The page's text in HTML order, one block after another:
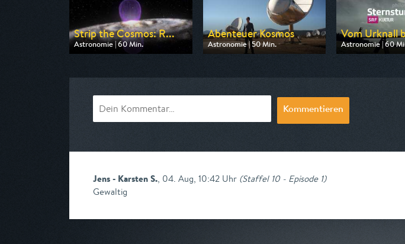
Strip the Cosmos: R...
Astronomie | 60 Min.
Ausgestrahlt von WELT
Abenteuer Kosmos
Astronomie | 50 Min.
Ausgestrahlt von ARD alpha
Vom Urknall
Astronomie | 60
Ausgestrahlt von
Kommentieren
Jens - Karsten S., 04. Aug, 10:42 Uhr (Staffel 10 - Episode 1)
Gewaltig